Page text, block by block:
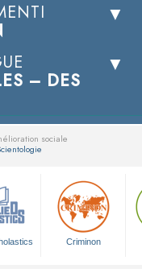
– DES
sociale
Criminon